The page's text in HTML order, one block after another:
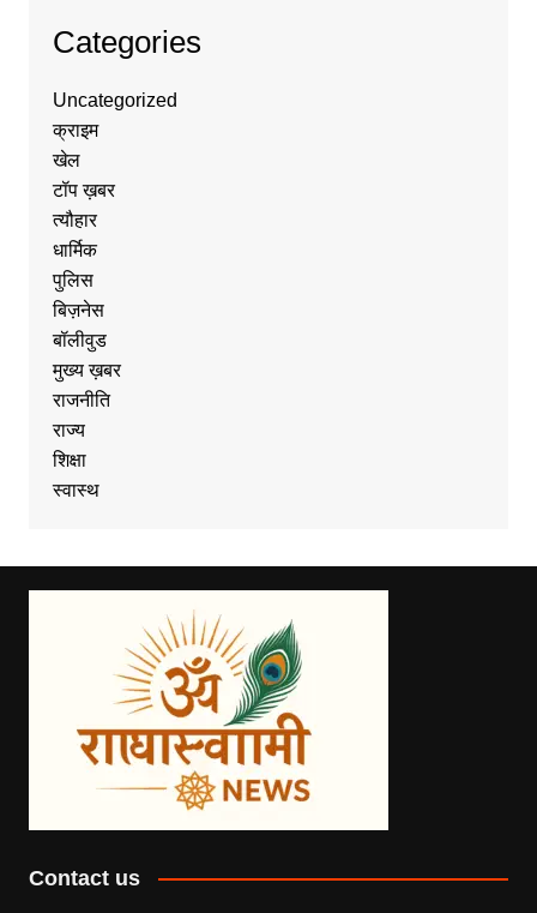
Categories
Uncategorized
क्राइम
खेल
टॉप ख़बर
त्यौहार
धार्मिक
पुलिस
बिज़नेस
बॉलीवुड
मुख्य ख़बर
राजनीति
राज्य
शिक्षा
स्वास्थ
Contact us